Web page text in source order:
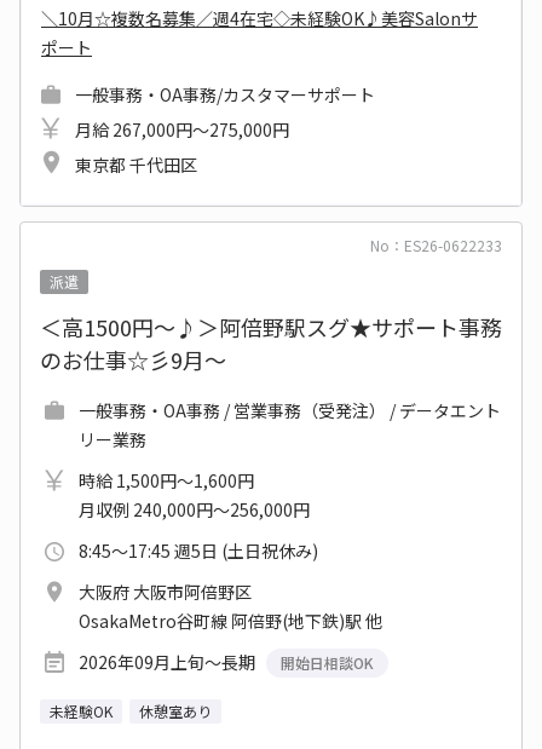
＼10月☆複数名募集／週4在宅◇未経験OK♪美容Salonサ
ポート
一般事務・OA事務/カスタマーサポート
月給 267,000円～275,000円
東京都 千代田区
No：ES26-0622233
派遣
＜高1500円～♪＞阿倍野駅スグ★サポート事務
のお仕事☆彡9月～
一般事務・OA事務 / 営業事務（受発注） / データエント
リー業務
時給 1,500円～1,600円
月収例 240,000円～256,000円
8:45～17:45 週5日 (土日祝休み)
大阪府 大阪市阿倍野区
OsakaMetro谷町線 阿倍野(地下鉄)駅 他
2026年09月上旬～長期
開始日相談OK
未経験OK 休憩室あり